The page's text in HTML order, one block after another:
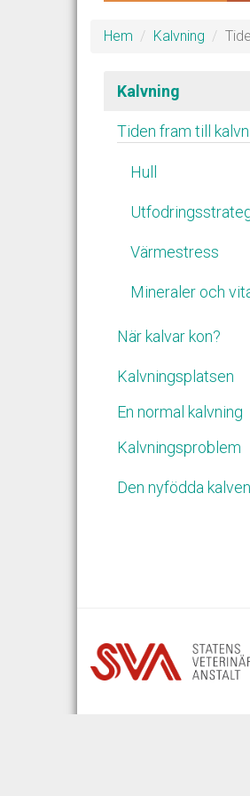
Hem Kalvning
Kalvning
Tiden fram till
Hull
Värmestress
Mineraler och
När kalvar kon?
Kalvningsplatsen
En normal kalvning
Kalvningsproblem
Den nyfödda kalven